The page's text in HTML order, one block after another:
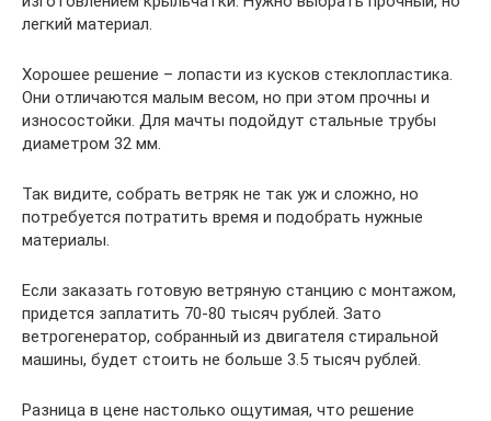
легкий материал.
Хорошее решение – лопасти из кусков стеклопластика.
Они отличаются малым весом, но при этом прочны и
износостойки. Для мачты подойдут стальные трубы
диаметром 32 мм.
Так видите, собрать ветряк не так уж и сложно, но
потребуется потратить время и подобрать нужные
материалы.
Если заказать готовую ветряную станцию с монтажом,
придется заплатить 70-80 тысяч рублей. Зато
ветрогенератор, собранный из двигателя стиральной
машины, будет стоить не больше 3.5 тысяч рублей.
Разница в цене настолько ощутимая, что решение